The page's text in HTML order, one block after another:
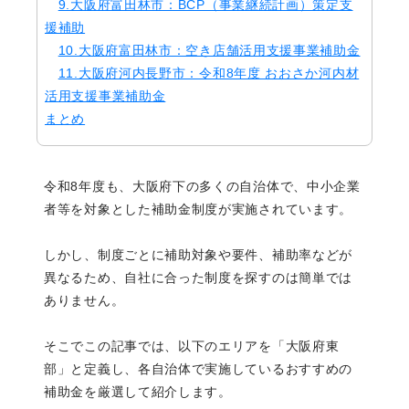
9.大阪府富田林市：BCP（事業継続計画）策定支
援補助
10.大阪府富田林市：空き店舗活用支援事業補助金
11.大阪府河内長野市：令和8年度 おおさか河内材
活用支援事業補助金
まとめ
令和8年度も、大阪府下の多くの自治体で、中小企業
者等を対象とした補助金制度が実施されています。
しかし、制度ごとに補助対象や要件、補助率などが
異なるため、自社に合った制度を探すのは簡単では
ありません。
そこでこの記事では、以下のエリアを「大阪府東
部」と定義し、各自治体で実施しているおすすめの
補助金を厳選して紹介します。